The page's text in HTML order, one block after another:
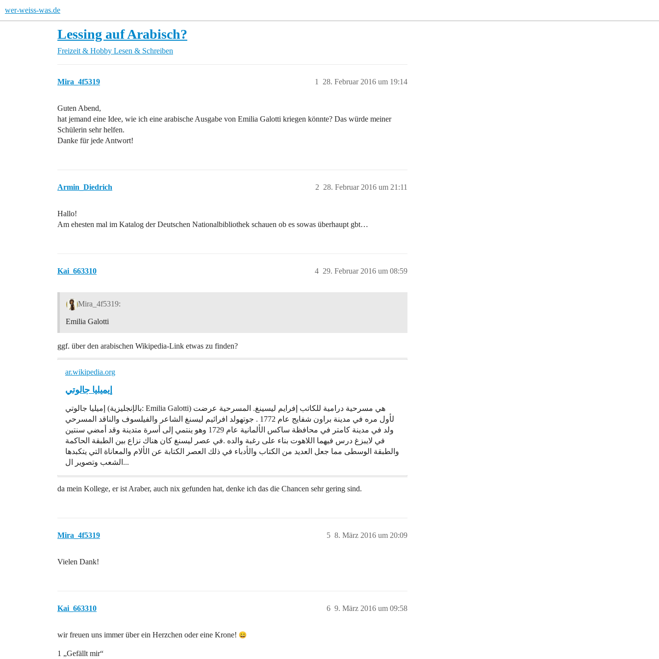
wer-weiss-was.de
Lessing auf Arabisch?
Freizeit & Hobby Lesen & Schreiben
Mira_4f5319 28. Februar 2016 um 19:14
1
Guten Abend,
hat jemand eine Idee, wie ich eine arabische Ausgabe von Emilia Galotti kriegen könnte? Das würde meiner
Schülerin sehr helfen.
Danke für jede Antwort!
Armin_Diedrich 28. Februar 2016 um 21:11
2
Hallo!
Am ehesten mal im Katalog der Deutschen Nationalbibliothek schauen ob es sowas überhaupt gbt…
Kai_663310 29. Februar 2016 um 08:59
4
Mira_4f5319:
Emilia Galotti
ggf. über den arabischen Wikipedia-Link etwas zu finden?
ar.wikipedia.org
إيميليا جالوتي
إميليا جالوتي (بالإنجليزية: Emilia Galotti) هي مسرحية درامية للكاتب إفرايم ليسينغ. المسرحية عرضت
لأول مره في مدينة براون شفايج عام 1772 . جوتهولد افرائيم ليسنغ الشاعر والفيلسوف والناقد المسرحي
ولد في مدينة كامتر في محافظة ساكس الألمانية عام 1729 وهو ينتمي إلى أسرة متدينة وقد أمضي سنتين
في لايبزغ درس فيهما اللاهوت بناء على رغبة والده .في عصر ليسنغ كان هناك نزاع بين الطبقة الحاكمة
والطبقة الوسطى مما جعل العديد من الكتاب والأدباء في ذلك العصر الكتابة عن الألام والمعاناة التي يتكبدها
الشعب وتصوير ال...
da mein Kollege, er ist Araber, auch nix gefunden hat, denke ich das die Chancen sehr gering sind.
Mira_4f5319 8. März 2016 um 20:09
5
Vielen Dank!
Kai_663310 9. März 2016 um 09:58
6
wir freuen uns immer über ein Herzchen oder eine Krone!
1 „Gefällt mir“